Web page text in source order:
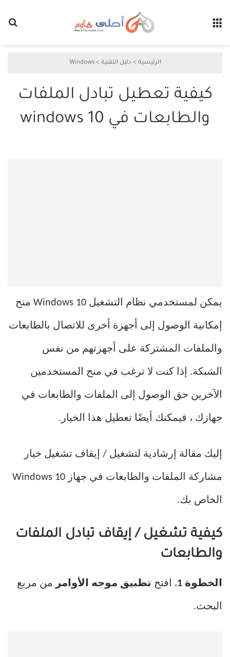
الرئيسية > دليل التقنية >
Windows
كيفية تعطيل تبادل الملفات
والطابعات في windows 10
يمكن لمستخدمي نظام التشغيل Windows 10 منح
إمكانية الوصول إلى أجهزة أخرى للاتصال بالطابعات
والملفات المشتركة على أجهزتهم من نفس
الشبكة. إذا كنت لا ترغب في منح المستخدمين
الآخرين حق الوصول إلى الملفات والطابعات في
جهازك ، فيمكنك أيضًا تعطيل هذا الخيار.
إليك مقالة إرشادية لتشغيل / إيقاف تشغيل خيار
مشاركة الملفات والطابعات في جهاز Windows 10
الخاص بك.
كيفية تشغيل / إيقاف تبادل الملفات
والطابعات
الخطوة 1. افتح تطبيق موجه الأوامر من مربع
البحث.